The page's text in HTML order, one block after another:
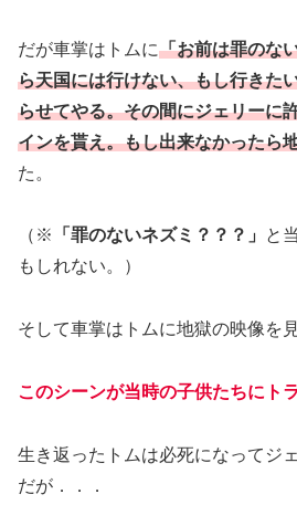
だが車掌はトムに「お前は罪のな
ら天国には行けない、もし行きた
らせてやる。その間にジェリーに
インを貰え。もし出来なかったら
た。
（※ 「罪のないネズミ？？？」
と
もしれない。）
そして車掌はトムに地獄の映像を見
このシーンが当時の子供たちにト
生き返ったトムは必死になってジ
だが．．．